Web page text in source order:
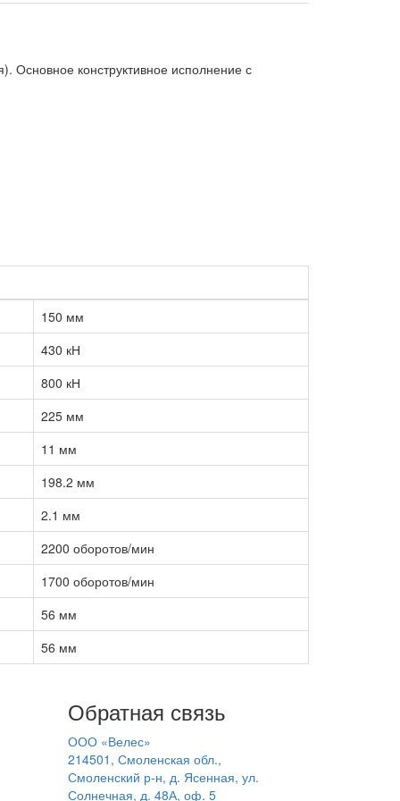
конструктивное исполнение с
150 мм
430 кН
800 кН
225 мм
11 мм
198.2 мм
2.1 мм
2200 оборотов/мин
1700 оборотов/мин
56 мм
56 мм
Обратная связь
ООО «Велес»
214501, Смоленская обл.,
Смоленский р-н, д. Ясенная, ул.
Солнечная, д. 48А, оф. 5